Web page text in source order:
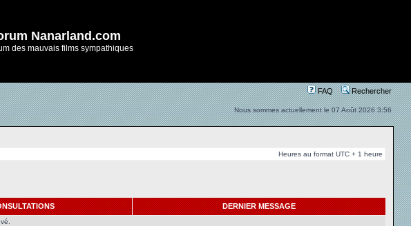
Nanarland.com
des mauvais films sympathiques
FAQ Rechercher
Nous sommes actuellement le 07 Août 2026 3:56
Heures au format UTC + 1 heure
DERNIER MESSAGE